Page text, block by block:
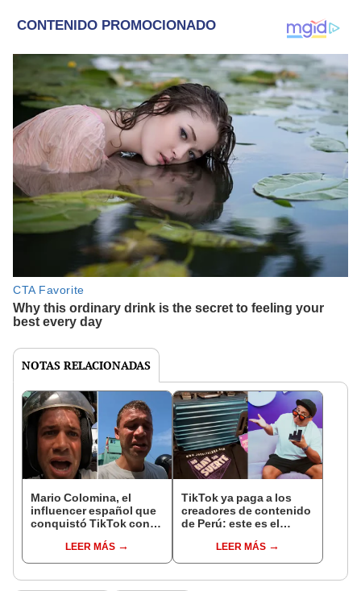
NOTAS RELACIONADAS
Mario Colomina, el
influencer español que
conquistó TikTok con
"Mi amor nació por la
gastronomía"
LEER MÁS
TikTok ya paga a los
creadores de contenido
de Perú: este es el
llegar a cobrar por 1.000
vistas
LEER MÁS